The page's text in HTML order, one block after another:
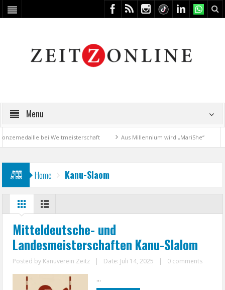
Menu
bei Weltmeisterschaft Aus Millennium wird „MariShe“
Home Kanu-Slaom
Mitteldeutsche- und
Landesmeisterschaften Kanu-Slalom
Posted by Kanuverein Zeitz | Date: Juli 14, 2025 | 0 comments
...